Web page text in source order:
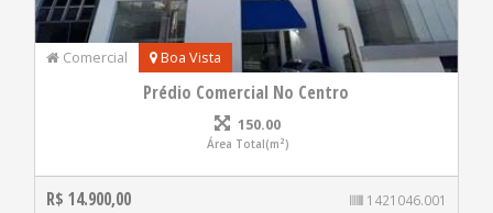
Comercial Boa Vista
Prédio Comercial No Centro
150.00
Área Total(m²)
R$ 14.900,00 1421046.001